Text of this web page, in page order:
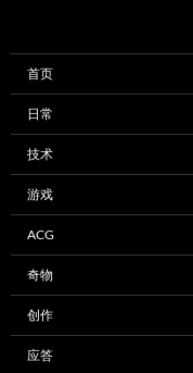
首页
日常
技术
游戏
ACG
奇物
创作
应答